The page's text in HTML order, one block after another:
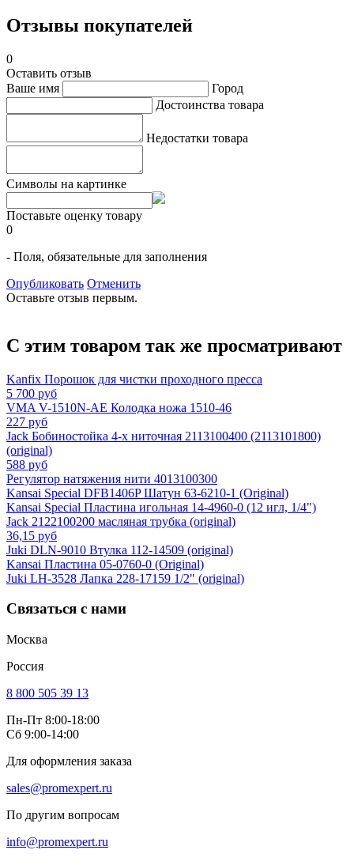
Отзывы покупателей
0
Оставить отзыв
Ваше имя
Город
Достоинства товара
Недостатки товара
Символы на картинке
Поставьте оценку товару
0
- Поля, обязательные для заполнения
Опубликовать Отменить
Оставьте отзыв первым.
С этим товаром так же просматривают
Kanfix Порошок для чистки проходного пресса
5 700 руб
VMA V-1510N-AE Колодка ножа 1510-46
227 руб
Jack Бобиностойка 4-х ниточная 2113100400 (2113101800)
(original)
588 руб
Регулятор натяжения нити 4013100300
Kansai Special DFB1406P Шатун 63-6210-1 (Original)
Kansai Special Пластина игольная 14-4960-0 (12 игл, 1/4")
Jack 2122100200 масляная трубка (original)
36,15 руб
Juki DLN-9010 Втулка 112-14509 (original)
Kansai Пластина 05-0760-0 (Original)
Juki LH-3528 Лапка 228-17159 1/2" (original)
Связаться с нами
Москва
Россия
8 800 505 39 13
Пн-Пт 8:00-18:00
Сб 9:00-14:00
Для оформления заказа
sales@promexpert.ru
По другим вопросам
info@promexpert.ru